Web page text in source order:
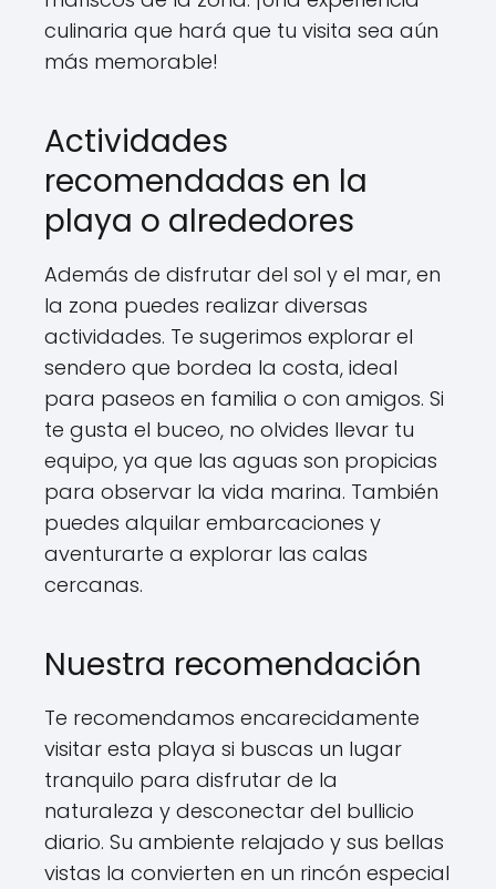
culinaria que hará que tu visita sea aún
más memorable!
Actividades
recomendadas en la
playa o alrededores
Además de disfrutar del sol y el mar, en
la zona puedes realizar diversas
actividades. Te sugerimos explorar el
sendero que bordea la costa, ideal
para paseos en familia o con amigos. Si
te gusta el buceo, no olvides llevar tu
equipo, ya que las aguas son propicias
para observar la vida marina. También
puedes alquilar embarcaciones y
aventurarte a explorar las calas
cercanas.
Nuestra recomendación
Te recomendamos encarecidamente
visitar esta playa si buscas un lugar
tranquilo para disfrutar de la
naturaleza y desconectar del bullicio
diario. Su ambiente relajado y sus bellas
vistas la convierten en un rincón especial